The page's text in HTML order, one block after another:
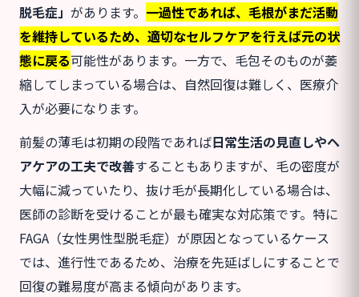
脱毛症」 があります。 一過性であれば、毛根がまだ活動
を維持しているため、適切なセルフケアを行えば元の状
態に戻る可能性があります。一方で、毛包そのものが萎
縮してしまっている場合は、自然回復は難しく、医療介
入が必要になります。
前髪の薄毛は初期の段階であれば日常生活の見直しやヘ
アケアの工夫で改善することもありますが、毛の密度が
大幅に減っていたり、抜け毛が長期化している場合は、
医師の診断を受けることが最も確実な対応策です。特に
FAGA（女性男性型脱毛症）が原因となっているケース
では、進行性であるため、治療を先延ばしにすることで
回復の難易度が高まる傾向があります。